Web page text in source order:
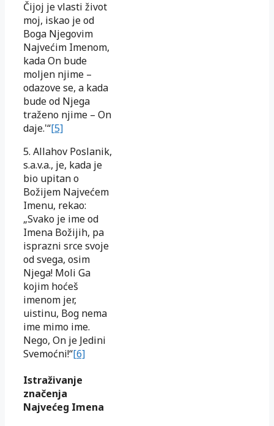
Čijoj je vlasti život
moj, iskao je od
Boga Njegovim
Najvećim Imenom,
kada On bude
moljen njime –
odazove se, a kada
bude od Njega
traženo njime – On
daje.'“[5]
5. Allahov Poslanik,
s.a.v.a., je, kada je
bio upitan o
Božijem Najvećem
Imenu, rekao:
„Svako je ime od
Imena Božijih, pa
isprazni srce svoje
od svega, osim
Njega! Moli Ga
kojim hoćeš
imenom jer,
uistinu, Bog nema
ime mimo ime.
Nego, On je Jedini
Svemoćni!“[6]
Istraživanje
značenja
Najvećeg Imena